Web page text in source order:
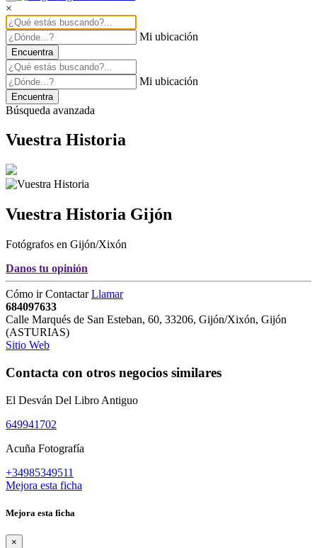
×
Mi ubicación
Encuentra
Mi ubicación
Encuentra
Búsqueda avanzada
Vuestra Historia
Vuestra Historia Gijón
Fotógrafos en Gijón/Xixón
Danos tu opinión
Cómo irContactarLlamar
684097633
Calle Marqués de San Esteban, 60, 33206, Gijón/Xixón, Gijón
(ASTURIAS)
Sitio Web
Contacta con otros negocios similares
El Desván Del Libro Antiguo
649941702
Acuña Fotografía
+34985349511
Mejora esta ficha
Mejora esta ficha
×